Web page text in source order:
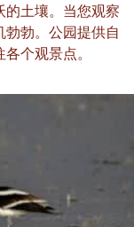
的土壤。当您观察
勃。公园提供自
个观景点。